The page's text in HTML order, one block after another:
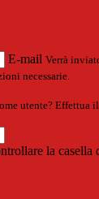
E-mail Verrà
necessarie.
utente? Effettua
la casella